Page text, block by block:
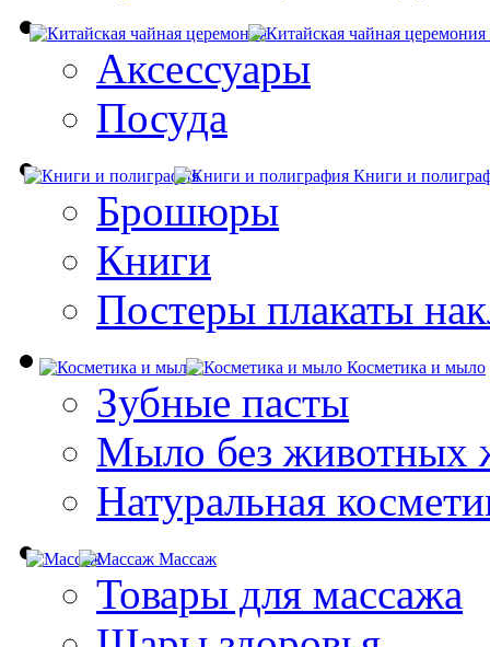
Аксессуары
Посуда
Книги и
Брошюры
Книги
Постеры плакаты
Косметика и мыло
Зубные пасты
Мыло без животных
Натуральная
Массаж
Товары для массажа